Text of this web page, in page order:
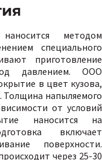
методом
специального
приготовление
давлением. ООО
в цвет кузова,
Толщина напыляемого
от условий
наносится на
включает
поверхности.
через 25-30